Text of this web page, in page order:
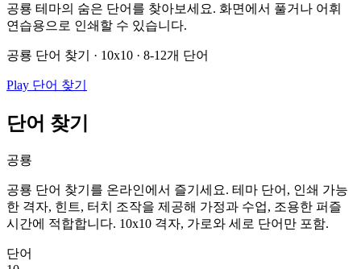
공룡 테마의 숨은 단어를 찾아보세요. 화면에서 풀거나 어휘
연습용으로 인쇄할 수 있습니다.
공룡 단어 찾기 · 10x10 · 8-12개 단어
Play 단어 찾기
단어 찾기
공룡
공룡 단어 찾기를 온라인에서 즐기세요. 테마 단어, 인쇄 가능
한 격자, 힌트, 터치 조작을 제공해 가정과 수업, 조용한 퍼즐
시간에 적합합니다. 10x10 격자, 가로와 세로 단어만 포함.
단어